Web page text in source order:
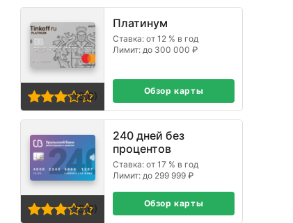
Платинум
Ставка: от 12 % в год
Лимит: до 300 000 ₽
(3,0) Обзор карты
240 дней без
процентов
Ставка: от 17 % в год
Лимит: до 299 999 ₽
(3,0) Обзор карты